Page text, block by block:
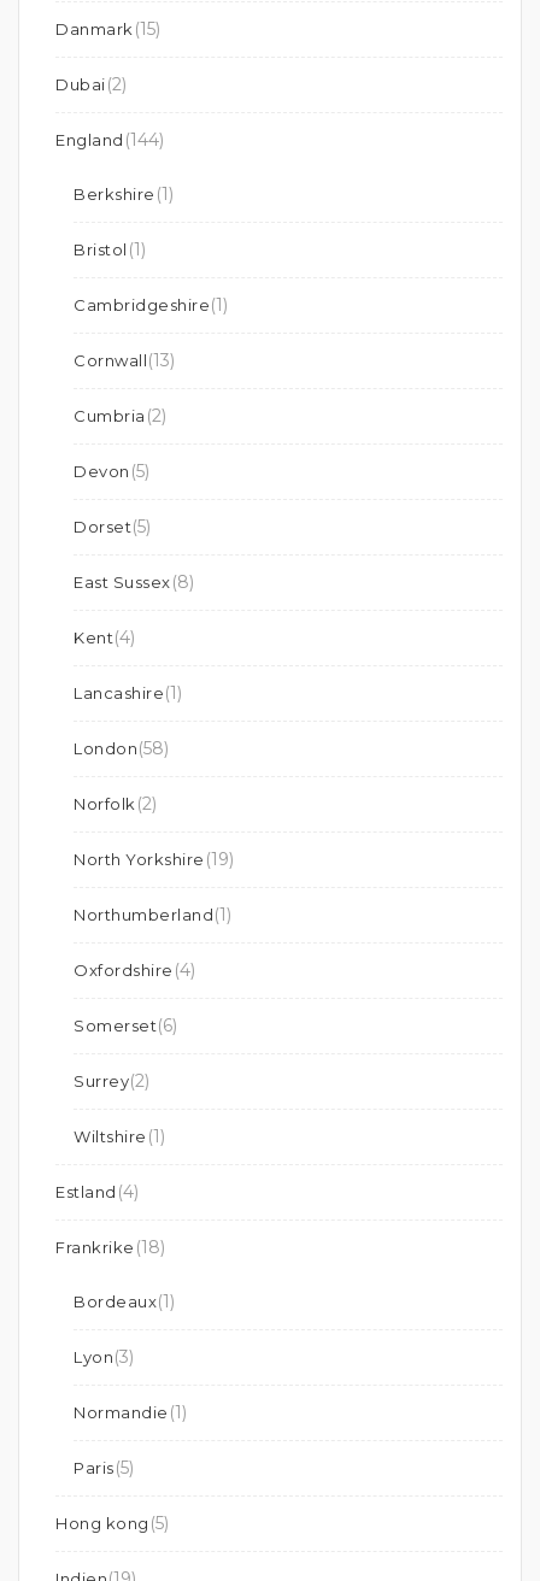
Danmark (15)
Dubai(2)
England (144)
Berkshire (1)
Bristol (1)
Cambridgeshire(1)
Cornwall(13)
Cumbria (2)
Devon (5)
Dorset(5)
East Sussex(8)
Kent(4)
Lancashire(1)
London(58)
Norfolk (2)
North Yorkshire (19)
Northumberland(1)
Oxfordshire (4)
Somerset(6)
Surrey(2)
Wiltshire (1)
Estland (4)
Frankrike (18)
Bordeaux(1)
Lyon(3)
Normandie (1)
Paris(5)
Hong kong (5)